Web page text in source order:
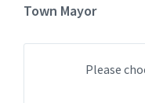
Town Mayor
Please